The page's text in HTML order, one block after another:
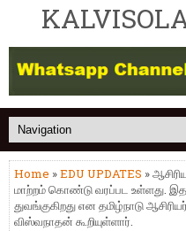
Home »EDU UPDATES »
மாற்றம் கொண்டு வரப்பட உள்ளது.
துவங்குகிறது என தமிழ்நாடு
விஸ்வநாதன் கூறியுள்ளார்.